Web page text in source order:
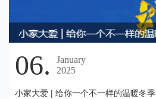
06.
January
2025
小家大爱 | 给你一个不一样的温暖冬季